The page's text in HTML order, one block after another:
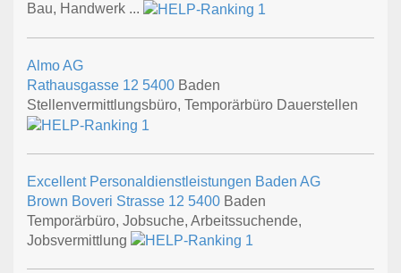
Bau, Handwerk ...
Almo AG
Rathausgasse 12 5400 Baden
Stellenvermittlungsbüro, Temporärbüro Dauerstellen
Excellent Personaldienstleistungen Baden AG
Brown Boveri Strasse 12 5400 Baden
Temporärbüro, Jobsuche, Arbeitssuchende,
Jobsvermittlung